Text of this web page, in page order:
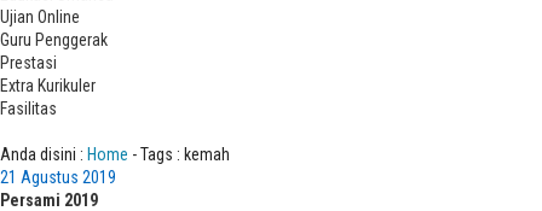
Ujian Online
Guru Penggerak
Prestasi
Extra Kurikuler
Fasilitas
Anda disini : Home -Tags : kemah
21 Agustus 2019
Persami 2019